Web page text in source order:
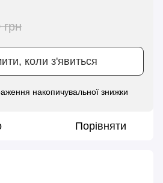
грн
коли з'явиться
накопичувальної знижки
Порівняти